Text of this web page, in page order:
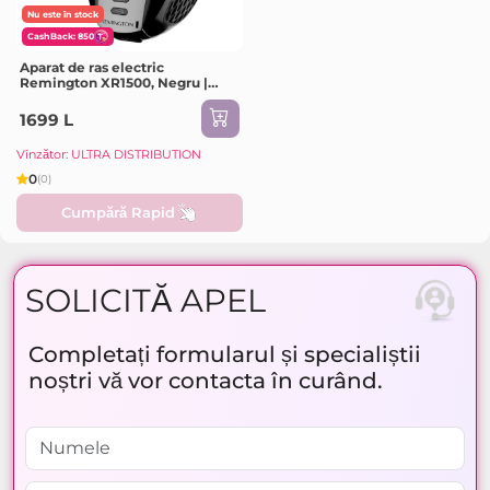
Nu este în stock
CashBack: 850
Aparat de ras electric
Remington XR1500, Negru |
1699 L
Vînzător: ULTRA DISTRIBUTION
0(0)
Cumpără Rapid
SOLICITĂ APEL
Completați formularul și specialiștii
noștri vă vor contacta în curând.